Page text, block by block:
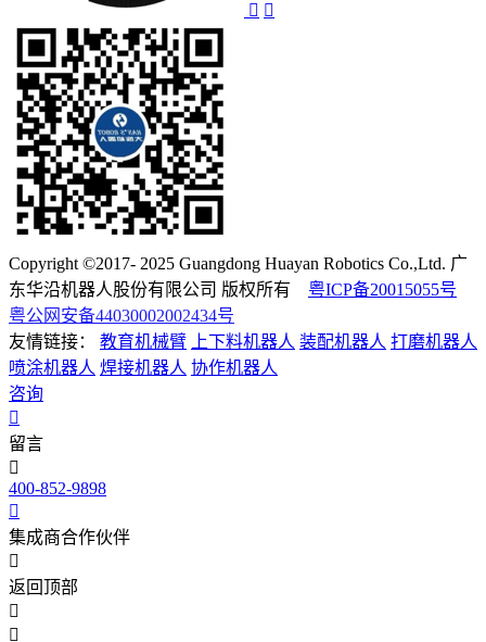
Copyright ©2017- 2025 Guangdong Huayan Robotics Co.,Ltd. 广
东华沿机器人股份有限公司 版权所有 粤ICP备20015055号
粤公网安备44030002002434号
友情链接：
教育机械臂 上下料机器人 装配机器人 打磨机器人
喷涂机器人 焊接机器人 协作机器人
咨询
留言
400-852-9898
集成商合作伙伴
返回顶部